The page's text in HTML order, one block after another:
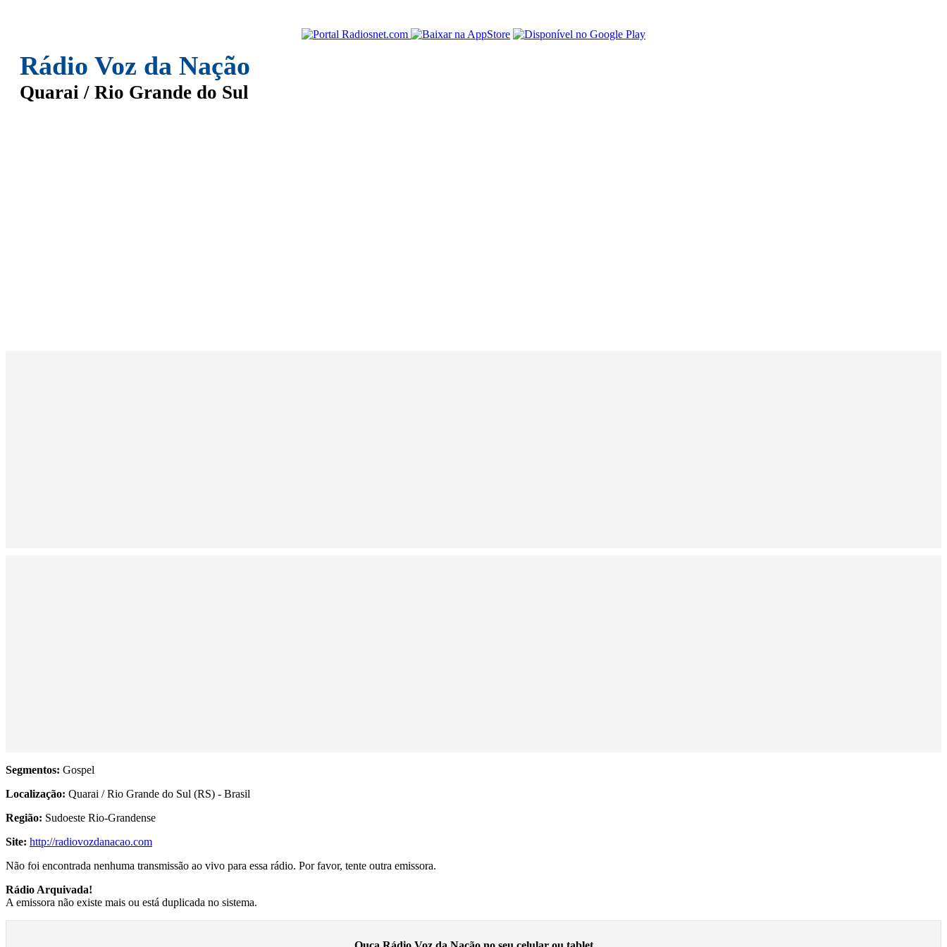
Rádio Voz da Nação
Quarai / Rio Grande do Sul
Segmentos: Gospel
Localização: Quarai / Rio Grande do Sul (RS) - Brasil
Região: Sudoeste Rio-Grandense
Site: http://radiovozdanacao.com
Não foi encontrada nenhuma transmissão ao vivo para essa rádio. Por favor, tente outra emissora.
Rádio Arquivada!
A emissora não existe mais ou está duplicada no sistema.